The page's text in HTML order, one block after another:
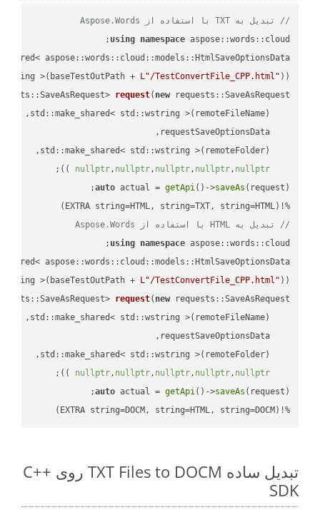
// تبدیل به TXT با استفاده از Aspose.Words
using namespace aspose::words::cloud;
>(baseTestOutPath + L"/TestConvertFile_CPP.html" ));
request( new
nullptr, nullptr, nullptr, nullptr, nullptr
))
;
auto actual = getApi()->saveAs
%!(EXTRA string=HTML, string=TXT, string=HTML)
// تبدیل به HTML با استفاده از Aspose.Words
using namespace aspose::words::cloud;
>(baseTestOutPath + L"/TestConvertFile_CPP.html" ));
request( new
nullptr, nullptr, nullptr, nullptr, nullptr
))
;
auto actual = getApi()->saveAs
%!(EXTRA string=DOCM, string=HTML, string=DOCM)
تبدیل ساده TXT Files to DOCM روی C++
SDK